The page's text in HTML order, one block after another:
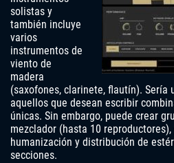
solistas y
también incluye
varios
instrumentos de
viento de
madera
(saxofones, clarinete, flautín). Sería
aquellos que desean escribir
únicas. Sin embargo, puede crear
mezclador (hasta 10
humanización y distribución de
secciones.